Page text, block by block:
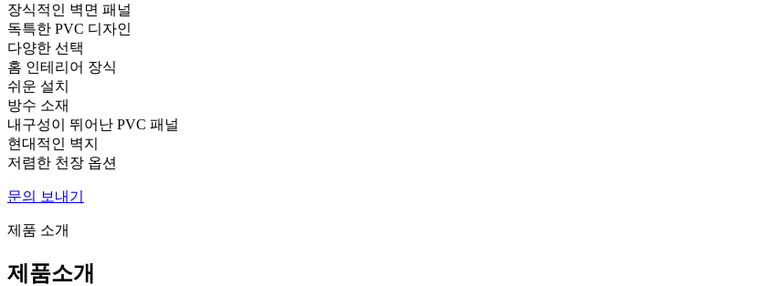
장식적인 벽면 패널
독특한 PVC 디자인
다양한 선택
홈 인테리어 장식
쉬운 설치
방수 소재
내구성이 뛰어난 PVC 패널
현대적인 벽지
저렴한 천장 옵션
문의 보내기
제품 소개
제품소개